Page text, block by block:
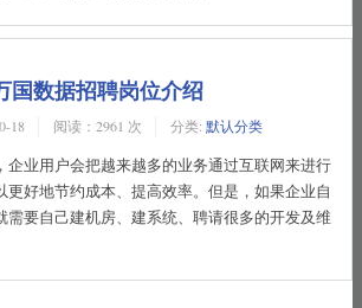
国数据招聘岗位介绍
18 阅读：2961 次 分类: 默认分类
企业用户会把越来越多的业务通过互联网来进行
更好地节约成本、提高效率。但是，如果企业自
需要自己建机房、建系统、聘请很多的开发及维